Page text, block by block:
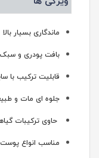
ماندگاری بسیار بالا
بافت پودری و سبک
قابلیت ترکیب با
جلوه ای مات و
حاوی ترکیبات
مناسب انواع پوست